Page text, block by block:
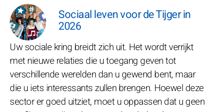
Sociaal leven voor de Tijger in
2026
Uw sociale kring breidt zich uit. Het wordt verrijkt
met nieuwe relaties die u toegang geven tot
verschillende werelden dan u gewend bent, maar
die u iets interessants zullen brengen. Hoewel deze
sector er goed uitziet, moet u oppassen dat u geen